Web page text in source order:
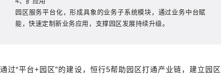
园区服务平台化，形成具象的业务子系统模块，通过业务中台赋
能，快速定制新业务应用，支撑园区发展持续升级。
通过“平台+园区”的建设，恒行5帮助园区打通产业链，建立园区